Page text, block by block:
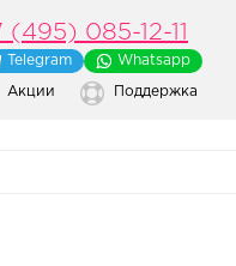
(495) 085-12-11
Telegram Whatsapp
Акции Поддержка